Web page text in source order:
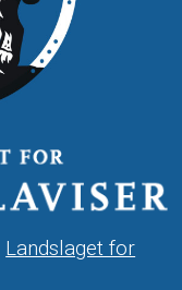
Landslaget for